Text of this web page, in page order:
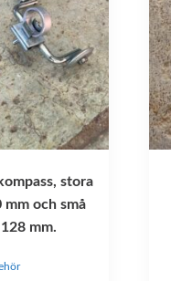
stora
och små
mm.